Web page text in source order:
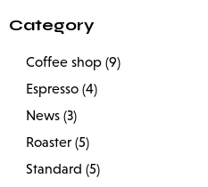
Category
Coffee shop (9)
Espresso (4)
News (3)
Roaster (5)
Standard (5)